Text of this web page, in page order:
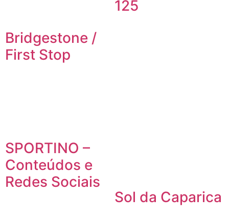
Bridgestone /
First Stop
125
SPORTINO –
Conteúdos e
Redes Sociais
Sol da Caparica